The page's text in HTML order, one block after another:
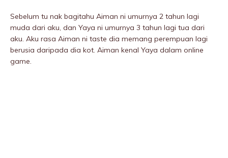
Sebelum tu nak bagitahu Aiman ni umurnya 2 tahun lagi
muda dari aku, dan Yaya ni umurnya 3 tahun lagi tua dari
aku. Aku rasa Aiman ni taste dia memang perempuan lagi
berusia daripada dia kot. Aiman kenal Yaya dalam online
game.